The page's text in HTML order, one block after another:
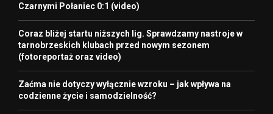
Czarnymi Połaniec 0:1 (video)
Coraz bliżej startu niższych lig. Sprawdzamy nastroje w
tarnobrzeskich klubach przed nowym sezonem
(fotoreportaż oraz video)
Zaćma nie dotyczy wyłącznie wzroku – jak wpływa na
codzienne życie i samodzielność?